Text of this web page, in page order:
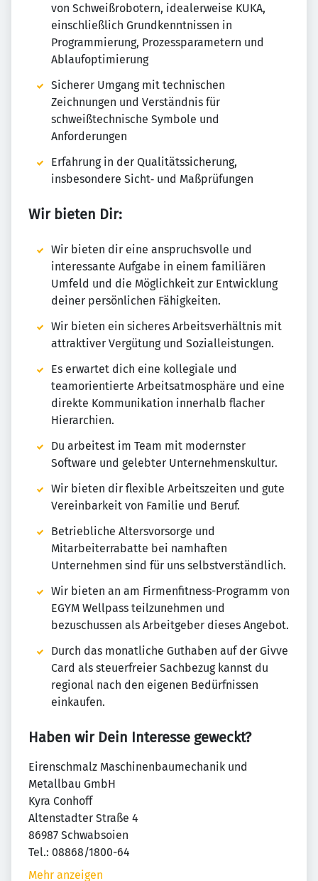
von Schweißrobotern, idealerweise KUKA,
einschließlich Grundkenntnissen in
Programmierung, Prozessparametern und
Ablaufoptimierung
Sicherer Umgang mit technischen
Zeichnungen und Verständnis für
schweißtechnische Symbole und
Anforderungen
Erfahrung in der Qualitätssicherung,
insbesondere Sicht‑ und Maßprüfungen
Wir bieten Dir:
Wir bieten dir eine anspruchsvolle und
interessante Aufgabe in einem familiären
Umfeld und die Möglichkeit zur Entwicklung
deiner persönlichen Fähigkeiten.
Wir bieten ein sicheres Arbeitsverhältnis mit
attraktiver Vergütung und Sozialleistungen.
Es erwartet dich eine kollegiale und
teamorientierte Arbeitsatmosphäre und eine
direkte Kommunikation innerhalb flacher
Hierarchien.
Du arbeitest im Team mit modernster
Software und gelebter Unternehmenskultur.
Wir bieten dir flexible Arbeitszeiten und gute
Vereinbarkeit von Familie und Beruf.
Betriebliche Altersvorsorge und
Mitarbeiterrabatte bei namhaften
Unternehmen sind für uns selbstverständlich.
Wir bieten an am Firmenfitness-Programm von
EGYM Wellpass teilzunehmen und
bezuschussen als Arbeitgeber dieses Angebot.
Durch das monatliche Guthaben auf der Givve
Card als steuerfreier Sachbezug kannst du
regional nach den eigenen Bedürfnissen
einkaufen.
Haben wir Dein Interesse geweckt?
Eirenschmalz Maschinenbaumechanik und
Metallbau GmbH
Kyra Conhoff
Altenstadter Straße 4
86987 Schwabsoien
Tel.: 08868/1800-64
Mehr anzeigen